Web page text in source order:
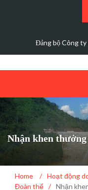
Đảng bộ Công ty
Nhận khen
Home / Hoạt động
Đoàn thể / Nhận